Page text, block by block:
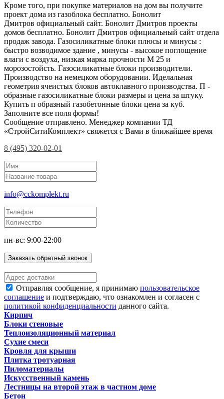
Кроме того, при покупке материалов на дом вы получите
проект дома из газоблока бесплатно. Бонолит
Дмитров официальный сайт. Бонолит Дмитров проекты
домов бесплатно. Бонолит Дмитров официальный сайт отдела
продаж завода. Газосиликатные блоки плюсы и минусы :
быстро возводимое здание , минусы - высокое поглощение
влаги с воздуха, низкая марка прочности М 25 и
морозостойсть. Газосиликатные блоки производители.
Производство на немецком оборудовании. Иделальная
геометрия ячеистых блоков автоклавного производства. П -
образные газосиликатные блоки размеры и цена за штуку.
Купить п образный газобетонные блоки цена за куб.
Заполните все поля формы!
Сообщение отправлено. Менеджер компании ТД
«СтройСитиКомплект» свяжется с Вами в ближайшее время
8 (495) 320-02-01
info@cckomplekt.ru
пн-вс: 9:00-22:00
Заказать обратный звонок
Отправляя сообщение, я принимаю пользовательское
соглашение и подтверждаю, что ознакомлен и согласен с
политикой конфиденциальности данного сайта.
Кирпич
Блоки стеновые
Теплоизоляционный материал
Сухие смеси
Кровля для крыши
Плитка тротуарная
Пиломатериалы
Искусственный камень
Лестницы на второй этаж в частном доме
Бетон